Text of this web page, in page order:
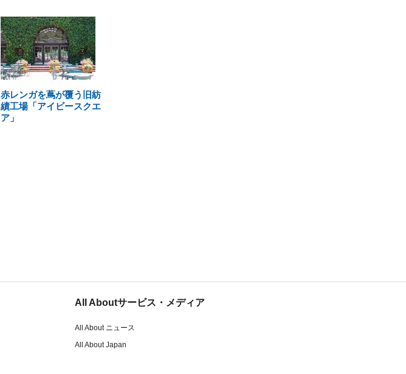
赤レンガを蔦が覆う旧紡
績工場「アイビースクエ
ア」
All Aboutサービス・メディア
All About ニュース
All About Japan